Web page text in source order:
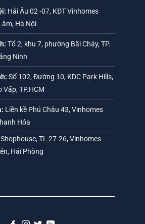
Hải Âu 02 -07, KĐT Vinhomes
Hà Nội.
Tổ 2, khu 7, phường Bãi Cháy, TP.
Ninh
Số 102, Đường 10, KDC Park Hills,
Vấp, TP.HCM
Liền kề Phú Châu 43, Vinhomes
Hóa
TL 27-26, Vinhomes
Hải Phòng